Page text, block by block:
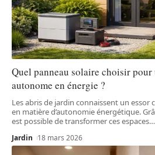
Quel panneau solaire choisir
autonome en énergie ?
Les abris de jardin connaissent un
en matière d’autonomie énergétique.
est possible de transformer ces espaces…
Jardin 18 mars 2026